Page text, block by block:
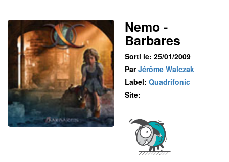
Nemo -
Barbares
Sorti le: 25/01/2009
ParJérôme Walczak
Label: Quadrifonic
Site: